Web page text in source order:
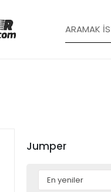
Jumper